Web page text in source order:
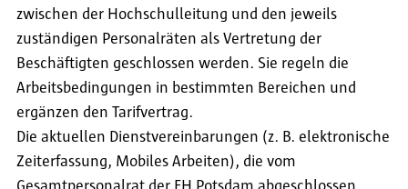
zwischen der Hochschulleitung und den jeweils
zuständigen Personalräten als Vertretung der
Beschäftigten geschlossen werden. Sie regeln die
Arbeitsbedingungen in bestimmten Bereichen und
ergänzen den Tarifvertrag.
Die aktuellen Dienstvereinbarungen (z. B. elektronische
Zeiterfassung, Mobiles Arbeiten), die vom